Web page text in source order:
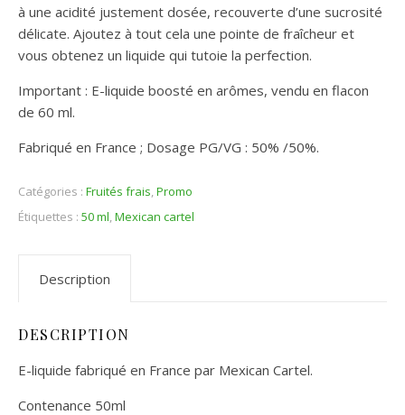
à une acidité justement dosée, recouverte d’une sucrosité
délicate. Ajoutez à tout cela une pointe de fraîcheur et
vous obtenez un liquide qui tutoie la perfection.
Important : E-liquide boosté en arômes, vendu en flacon
de 60 ml.
Fabriqué en France ; Dosage PG/VG : 50% /50%.
Catégories : Fruités frais,Promo
Étiquettes : 50 ml,Mexican cartel
Description
DESCRIPTION
E-liquide fabriqué en France par Mexican Cartel.
Contenance 50ml